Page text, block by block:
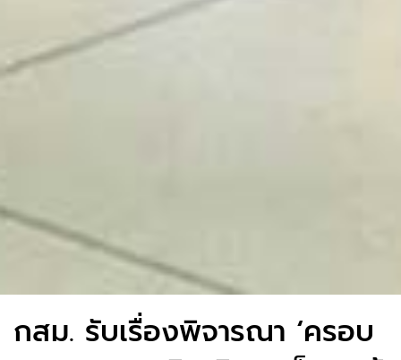
กสม. รับเรื่องพิจารณา ‘ครอบ